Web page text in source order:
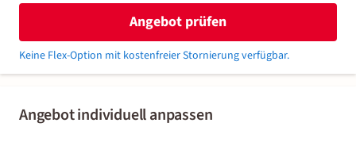
Angebot individuell anpassen
Angebot prüfen
Keine Flex-Option mit kostenfreier Stornierung verfügbar.